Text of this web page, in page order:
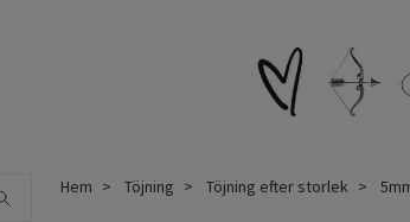
Hem Töjning Töjning efter storlek